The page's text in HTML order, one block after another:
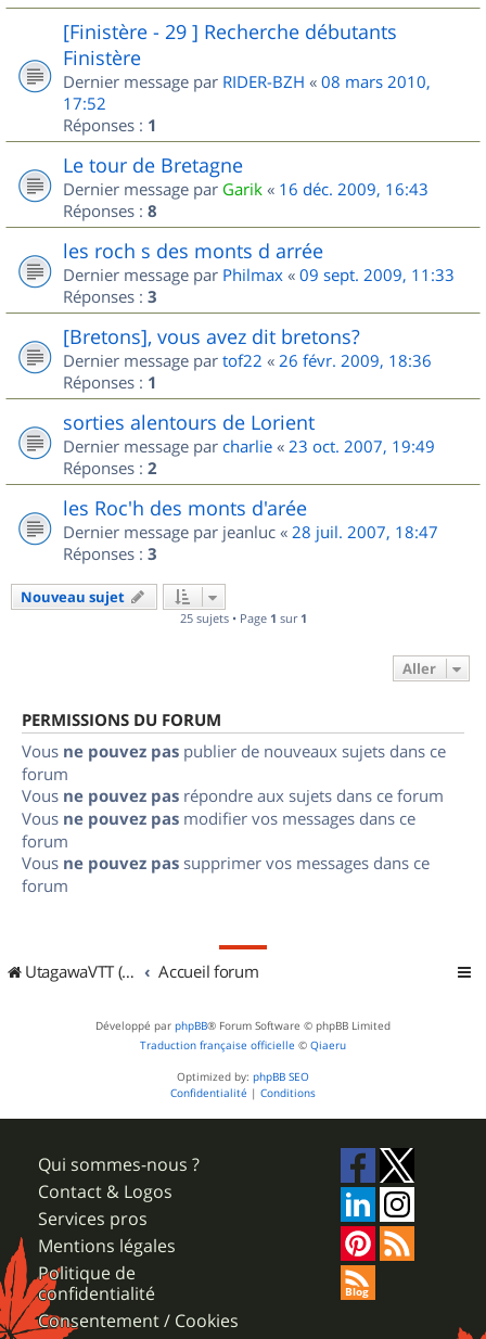
[Finistère - 29 ] Recherche débutants
Finistère
Dernier message par RIDER-BZH « 08 mars 2010,
17:52
Réponses : 1
Le tour de Bretagne
Dernier message par Garik « 16 déc. 2009, 16:43
Réponses : 8
les roch s des monts d arrée
Dernier message par Philmax « 09 sept. 2009, 11:33
Réponses : 3
[Bretons], vous avez dit bretons?
Dernier message par tof22 « 26 févr. 2009, 18:36
Réponses : 1
sorties alentours de Lorient
Dernier message par charlie « 23 oct. 2007, 19:49
Réponses : 2
les Roc'h des monts d'arée
Dernier message par jeanluc « 28 juil. 2007, 18:47
Réponses : 3
Nouveau sujet
25 sujets • Page 1 sur 1
Aller
PERMISSIONS DU FORUM
Vous ne pouvez pas publier de nouveaux sujets dans ce
forum
Vous ne pouvez pas répondre aux sujets dans ce forum
Vous ne pouvez pas modifier vos messages dans ce
forum
Vous ne pouvez pas supprimer vos messages dans ce
forum
UtagawaVTT (Randos VTT et VTTAE avec traces GPS) Accueil forum
Développé par phpBB® Forum Software © phpBB Limited
Traduction française officielle © Qiaeru
Optimized by: phpBB SEO
Confidentialité | Conditions
Qui sommes-nous ?
Contact & Logos
Services pros
Mentions légales
Politique de
confidentialité
Consentement / Cookies